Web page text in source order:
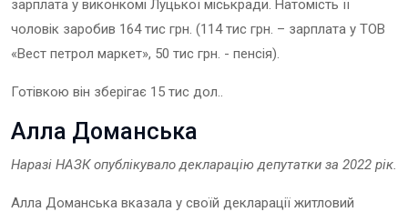
зарплата у виконкомі Луцької міськради. Натомість її
чоловік заробив 164 тис грн. (114 тис грн. – зарплата у ТОВ
«Вест петрол маркет», 50 тис грн. - пенсія).
Готівкою він зберігає 15 тис дол..
Алла Доманська
Наразі НАЗК опублікувало декларацію депутатки за 2022 рік.
Алла Доманська вказала у своїй декларації житловий